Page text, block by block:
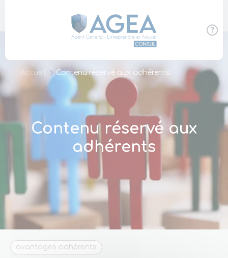
Accueil Contenu réservé aux adhérents
Contenu réservé aux
adhérents
avantages adhérents